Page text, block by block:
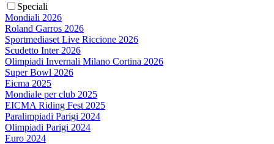
Speciali
Mondiali 2026
Roland Garros 2026
Sportmediaset Live Riccione 2026
Scudetto Inter 2026
Olimpiadi Invernali Milano Cortina 2026
Super Bowl 2026
Eicma 2025
Mondiale per club 2025
EICMA Riding Fest 2025
Paralimpiadi Parigi 2024
Olimpiadi Parigi 2024
Euro 2024